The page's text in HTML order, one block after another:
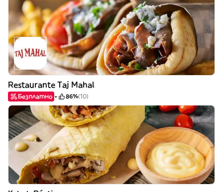
Restaurante Taj Mahal
Безплатно 86%(10)